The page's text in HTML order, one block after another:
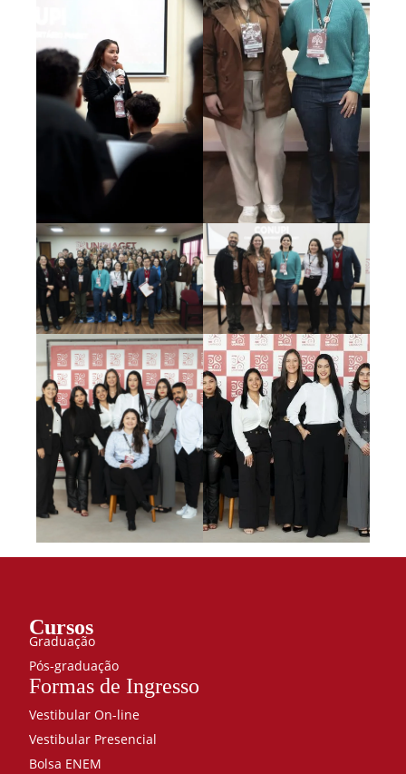
Cursos
Graduação
Pós-graduação
Formas de Ingresso
Vestibular On-line
Vestibular Presencial
Bolsa ENEM